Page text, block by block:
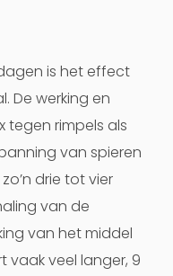
is het effect
De werking en
rimpels als
van spieren
drie tot vier
van de
van het middel
veel langer, 9